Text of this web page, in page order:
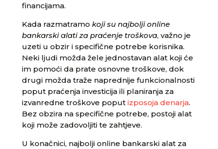
financijama.
Kada razmatramo koji su najbolji online
bankarski alati za praćenje troškova, važno je
uzeti u obzir i specifične potrebe korisnika.
Neki ljudi možda žele jednostavan alat koji će
im pomoći da prate osnovne troškove, dok
drugi možda traže naprednije funkcionalnosti
poput praćenja investicija ili planiranja za
izvanredne troškove poput izposoja denarja.
Bez obzira na specifične potrebe, postoji alat
koji može zadovoljiti te zahtjeve.
U konačnici, najbolji online bankarski alat za